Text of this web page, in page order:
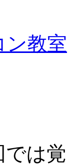
ン教室
は